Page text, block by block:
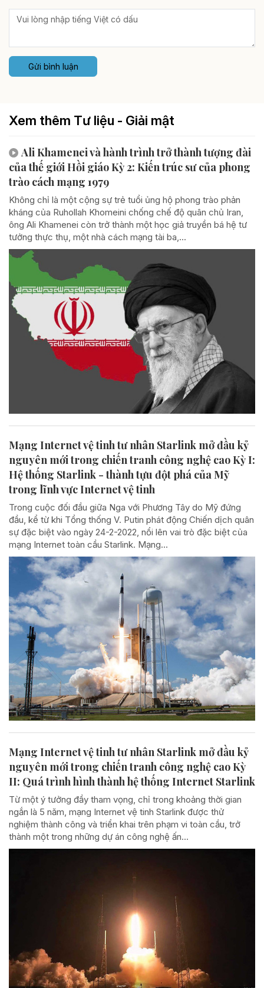
Gửi bình luận
Xem thêm Tư liệu - Giải mật
Ali Khamenei và hành trình trở thành tượng đài
của thế giới Hồi giáo Kỳ 2: Kiến trúc sư của phong
trào cách mạng 1979
Không chỉ là một cộng sự trẻ tuổi ủng hộ phong trào phản
kháng của Ruhollah Khomeini chống chế độ quân chủ Iran,
ông Ali Khamenei còn trở thành một học giả truyền bá hệ tư
tưởng thực thụ, một nhà cách mạng tài ba,...
Mạng Internet vệ tinh tư nhân Starlink mở đầu kỷ
nguyên mới trong chiến tranh công nghệ cao Kỳ I:
Hệ thống Starlink - thành tựu đột phá của Mỹ
trong lĩnh vực Internet vệ tinh
Trong cuộc đối đầu giữa Nga với Phương Tây do Mỹ đứng
đầu, kể từ khi Tổng thống V. Putin phát động Chiến dịch quân
sự đặc biệt vào ngày 24-2-2022, nổi lên vai trò đặc biệt của
mạng Internet toàn cầu Starlink. Mạng...
Mạng Internet vệ tinh tư nhân Starlink mở đầu kỷ
nguyên mới trong chiến tranh công nghệ cao Kỳ
II: Quá trình hình thành hệ thống Internet Starlink
Từ một ý tưởng đầy tham vọng, chỉ trong khoảng thời gian
ngắn là 5 năm, mạng Internet vệ tinh Starlink được thử
nghiệm thành công và triển khai trên phạm vi toàn cầu, trở
thành một trong những dự án công nghệ ấn...